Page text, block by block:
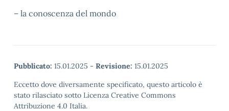
– la conoscenza del mondo
Pubblicato: 15.01.2025 - Revisione: 15.01.2025
Eccetto dove diversamente specificato, questo articolo è
stato rilasciato sotto Licenza Creative Commons
Attribuzione 4.0 Italia.